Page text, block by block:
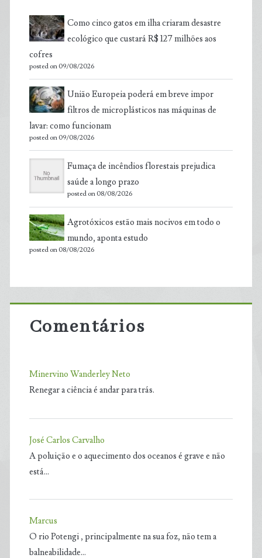
Como cinco gatos em ilha criaram desastre
ecológico que custará R$ 127 milhões aos
cofres
posted on 09/08/2026
União Europeia poderá em breve impor
filtros de microplásticos nas máquinas de
lavar: como funcionam
posted on 09/08/2026
Fumaça de incêndios florestais prejudica
saúde a longo prazo
posted on 08/08/2026
Agrotóxicos estão mais nocivos em todo o
mundo, aponta estudo
posted on 08/08/2026
Comentários
Minervino Wanderley Neto
Renegar a ciência é andar para trás.
José Carlos Carvalho
A poluição e o aquecimento dos oceanos é grave e não
está…
Marcus
O rio Potengi , principalmente na sua foz, não tem a
balneabilidade…